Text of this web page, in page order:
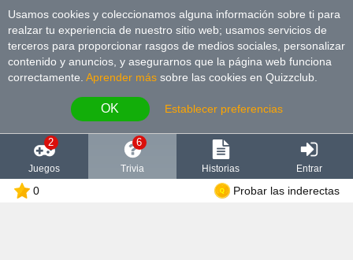
Usamos cookies y coleccionamos alguna información sobre ti para
realzar tu experiencia de nuestro sitio web; usamos servicios de
terceros para proporcionar rasgos de medios sociales, personalizar
contenido y anuncios, y asegurarnos que la página web funciona
correctamente. Aprender más sobre las cookies en Quizzclub.
OK Establecer preferencias
2
Juegos
6
Trivia Historias Entrar
0 Probar las inderectas